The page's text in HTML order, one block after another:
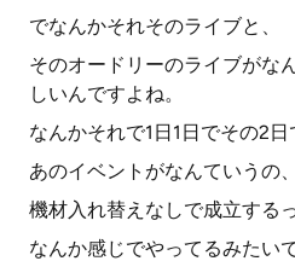
でなんかそれそのライブと、
そのオードリーのライブがな
しいんですよね。
なんかそれで1日1日でその2日
あのイベントがなんていうの、
機材入れ替えなしで成立する
なんか感じでやってるみたい